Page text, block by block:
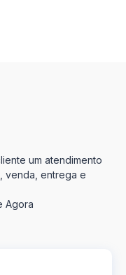
um atendimento
venda, entrega e
Agora